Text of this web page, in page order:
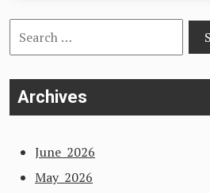
Search
for:
Archives
June 2026
May 2026